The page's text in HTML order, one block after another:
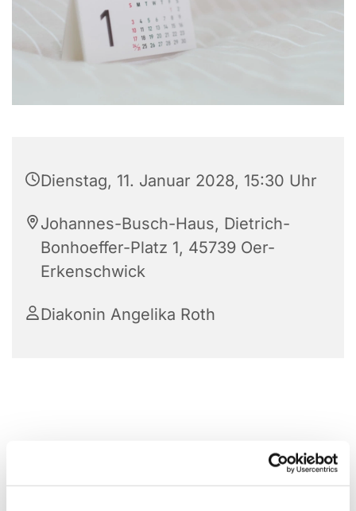
Dienstag, 11. Januar 2028, 15:30 Uhr
Johannes-Busch-Haus, Dietrich-
Bonhoeffer-Platz 1, 45739 Oer-
Erkenschwick
Diakonin Angelika Roth